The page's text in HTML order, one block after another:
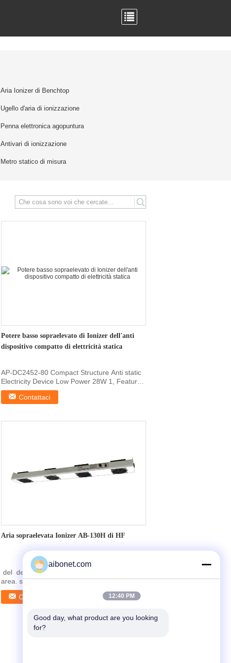
Aria Ionizer di Benchtop
Ugello d'aria di ionizzazione
Penna elettronica agopuntura
Antivari di ionizzazione
Metro statico di misura
search
Potere basso sopraelevato di Ionizer dell'anti
dispositivo compatto di elettricità statica
AP-DC2452-80 Compact Structure Anti static
Electricity Device Low Power 28W 1, Features
Fit for ...
Contattaci
Aria sopraelevata Ionizer AB-130H di HF
 del  del â adatto a ionizzazione di ampia
area. sistema automatico dell'equilibrio dello
ione del ...
Contattaci
aibonet.com
12:40 PM
Good day, what product are you looking
for?